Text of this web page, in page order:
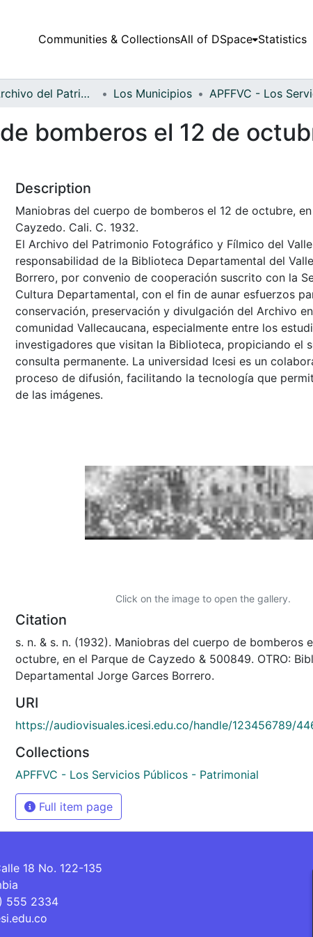
Communities & CollectionsAll of DSpace Statistics
Fondo Archivo del Patrimonio Fotográfico y Fílmico del Valle del Cauca Los Municipios
bomberos el 12 de
Description
Maniobras del cuerpo de bomberos el 12 de octubre,
Cayzedo. Cali. C. 1932.
El Archivo del Patrimonio Fotográfico y Fílmico del
responsabilidad de la Biblioteca Departamental del
Borrero, por convenio de cooperación suscrito con la
Cultura Departamental, con el fin de aunar esfuerzos
conservación, preservación y divulgación del Archivo
comunidad Vallecaucana, especialmente entre los
investigadores que visitan la Biblioteca, propiciando el
consulta permanente. La universidad Icesi es un
proceso de difusión, facilitando la tecnología que
de las imágenes.
Click on the image to open the gallery.
Citation
s. n. & s. n. (1932). Maniobras del cuerpo de bomberos
octubre, en el Parque de Cayzedo & 500849. OTRO:
Departamental Jorge Garces Borrero.
URI
https://audiovisuales.icesi.edu.co/handle/123456789/
Collections
APFFVC - Los Servicios Públicos - Patrimonial
Full item page
18 No. 122-135
555 2334